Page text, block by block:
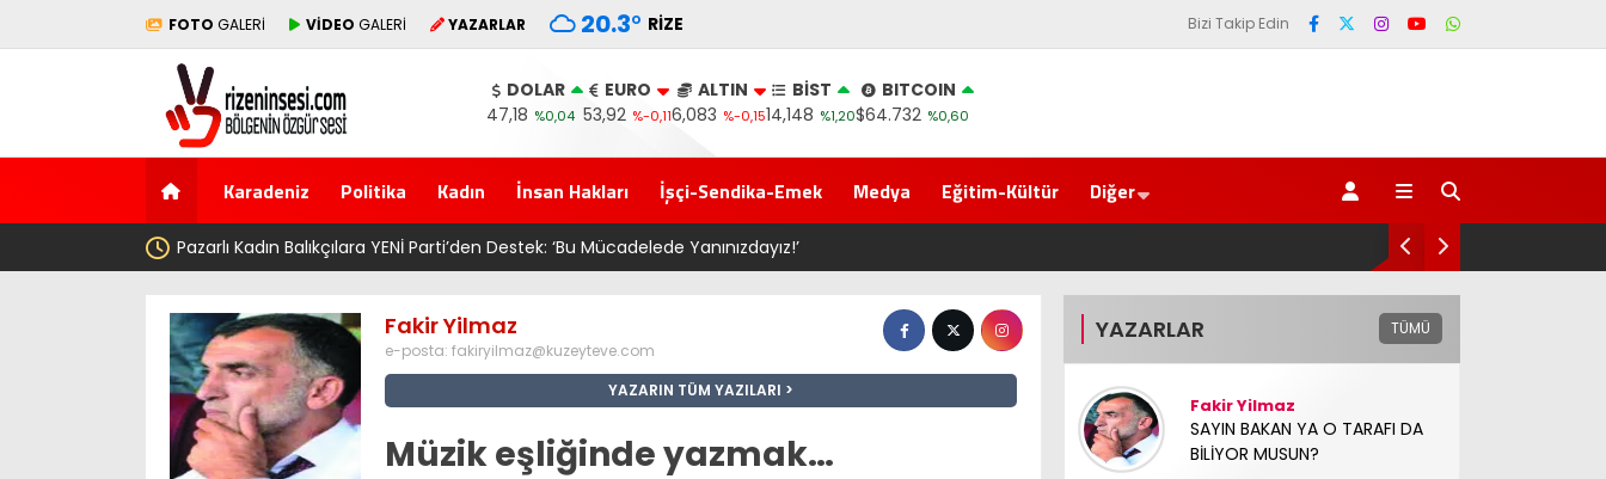
FOTO GALERİ VİDEO GALERİ YAZARLAR 20.3° RIZE Bizi Takip Edin
DOLAR
47,18 %0,04
EURO
53,92 %-0,11
ALTIN
6,083 %-0,15
BİST
14,148 %1,20
BITCOIN
$64.732 %0,60
Karadeniz Politika Kadın İnsan Hakları İşçi-Sendika-Emek Medya Eğitim-Kültür Diğer
Pazarlı Kadın Balıkçılara YENİ Parti’den Destek: ‘Bu Mücadelede Yanınızdayız!’ AV. Süzen “Meclis’e gelen Çerçeve Yasa Türkiye’de
Fakir Yilmaz
e-posta: fakiryilmaz@kuzeyteve.com
YAZARIN TÜM YAZILARI
Müzik eşliğinde yazmak…
YAZARLAR TÜMÜ
Fakir Yilmaz
SAYIN BAKAN YA O TARAFI DA
BİLİYOR MUSUN?